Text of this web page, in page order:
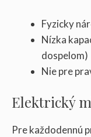
Fyzicky
Nízka
dospelom)
Nie pre
Elektrický
Pre každodennú